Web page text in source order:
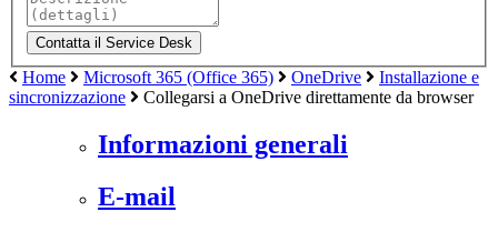
Home Microsoft 365 (Office 365) OneDrive
Installazione e
sincronizzazione
Collegarsi a OneDrive direttamente da browser
Informazioni generali
E-mail